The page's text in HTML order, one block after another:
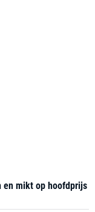
mikt op hoofdprijs